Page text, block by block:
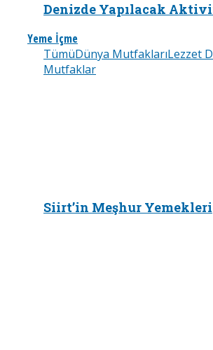
Denizde Yapılacak
Yeme İçme
TümüDünya MutfaklarıLezzet
Mutfaklar
Siirt’in Meşhur Yemekleri